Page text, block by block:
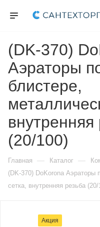
(DK-370)
Аэраторы
блистере,
внутренняя
(20/100)
Главная — Каталог —
(DK-370) DoKorona Аэраторы
сетка, внутренняя резьба (20/
Акция